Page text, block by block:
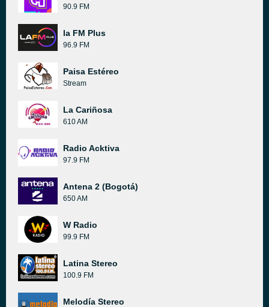
90.9 FM
la FM Plus
96.9 FM
Paisa Estéreo
Stream
La Cariñosa
610 AM
Radio Acktiva
97.9 FM
Antena 2 (Bogotá)
650 AM
W Radio
99.9 FM
Latina Stereo
100.9 FM
Melodía Stereo